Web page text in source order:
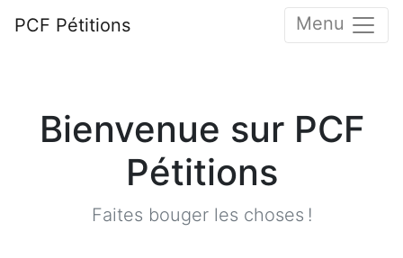
PCF Pétitions Menu
Bienvenue sur PCF
Pétitions
Faites bouger les choses !